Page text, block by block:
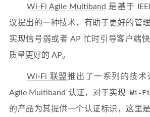
Wi-Fi Agile Multiband 是基于
议提出的一种技术，有助于更好的管
实现信号弱或者 AP 忙时引导客户端
质量更好的 AP。
Wi-Fi 联盟推出了一系列的技术
Agile Multiband 认证，对于实现 Wi-
的产品为其提供一个认证标识，这里